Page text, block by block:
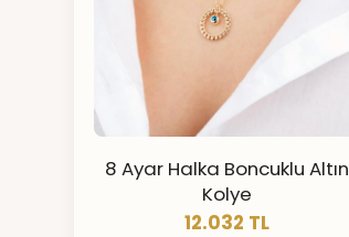
8 Ayar Halka Boncuklu Altın
Kolye
12.032 TL